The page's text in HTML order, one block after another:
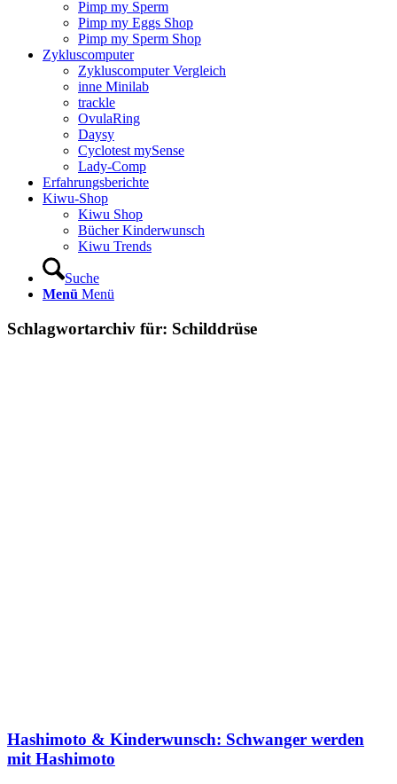
Pimp my Sperm
Pimp my Eggs Shop
Pimp my Sperm Shop
Zyklus­com­pu­ter
Zyklus­com­pu­ter Ver­gleich
inne Mini­lab
track­le
Ovu­la­Ring
Day­sy
Cyclo­test mySen­se
Lady-Comp
Erfah­rungs­be­rich­te
Kiwu-Shop
Kiwu Shop
Bücher Kin­der­wunsch
Kiwu Trends
Suche
Menü Menü
Schlagwortarchiv für: Schilddrüse
Hash­i­mo­to & Kin­der­wunsch: Schwan­ger wer­den
mit Hash­i­mo­to